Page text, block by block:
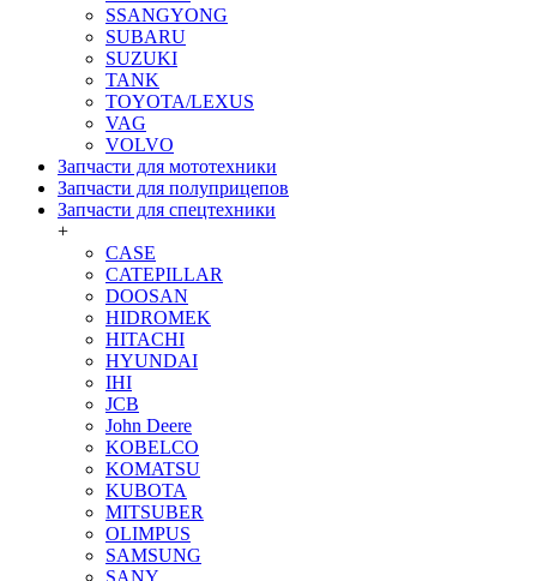
SSANGYONG
SUBARU
SUZUKI
TANK
TOYOTA/LEXUS
VAG
VOLVO
Запчасти для мототехники
Запчасти для полуприцепов
Запчасти для спецтехники
+
CASE
CATEPILLAR
DOOSAN
HIDROMEK
HITACHI
HYUNDAI
IHI
JCB
John Deere
KOBELCO
KOMATSU
KUBOTA
MITSUBER
OLIMPUS
SAMSUNG